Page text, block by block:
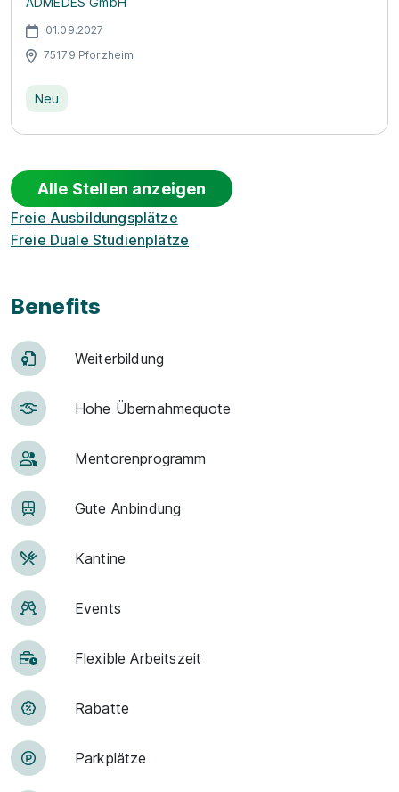
01.09.2027
75179 Pforzheim
Neu
Alle Stellen anzeigen
Freie Ausbildungsplätze
Freie Duale Studienplätze
Benefits
Weiter­bildung
Hohe Über­nah­me­quote
Men­to­ren­pro­gramm
Gute An­bin­dung
Kantine
Events
Flexible Arbeitszeit
Rabatte
Park­plätze